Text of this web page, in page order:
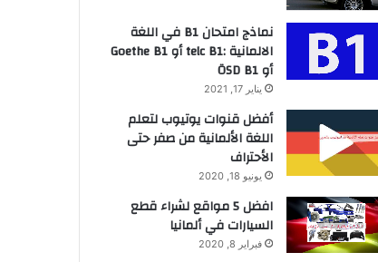
نماذج امتحان B1 في اللغة
الالمانية :telc B1 أو Goethe B1
أو ÖSD B1
يناير 17, 2021
أفضل قنوات يوتيوب لتعلم
اللغة الألمانية من صفر حتى
الأحتراف
يونيو 18, 2020
افضل 5 مواقع لشراء قطع
السيارات في ألمانيا
فبراير 8, 2020